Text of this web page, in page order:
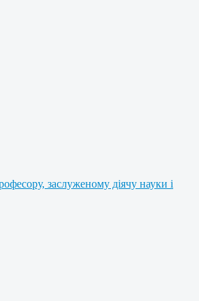
заслуженому діячу науки і